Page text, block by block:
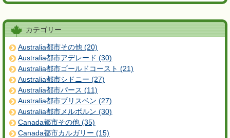
カテゴリー
Australia都市その他 (20)
Australia都市アデレード (30)
Australia都市ゴールドコースト (21)
Australia都市シドニー (27)
Australia都市パース (11)
Australia都市ブリスベン (27)
Australia都市メルボルン (30)
Canada都市その他 (35)
Canada都市カルガリー (15)